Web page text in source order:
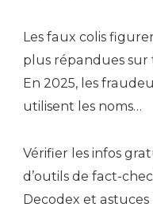
Les faux colis
plus répandues
En 2025, les
utilisent les noms…
Vérifier les infos
d’outils de fact-
Decodex et